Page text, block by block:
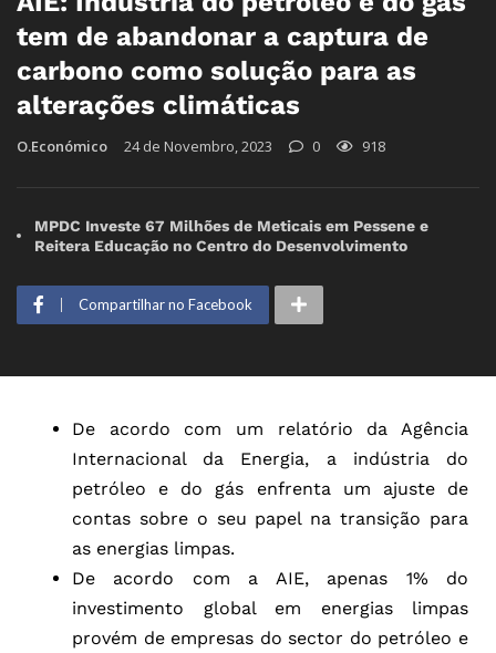
tem de abandonar a captura de
carbono como solução para as
alterações climáticas
O.Económico 24 de Novembro, 2023 0 918
MPDC Investe 67 Milhões de Meticais em Pessene e
Reitera Educação no Centro do Desenvolvimento
Compartilhar no Facebook
De acordo com um relatório da Agência
Internacional da Energia, a indústria do
petróleo e do gás enfrenta um ajuste de
contas sobre o seu papel na transição para
as energias limpas.
De acordo com a AIE, apenas 1% do
investimento global em energias limpas
provém de empresas do sector do petróleo e